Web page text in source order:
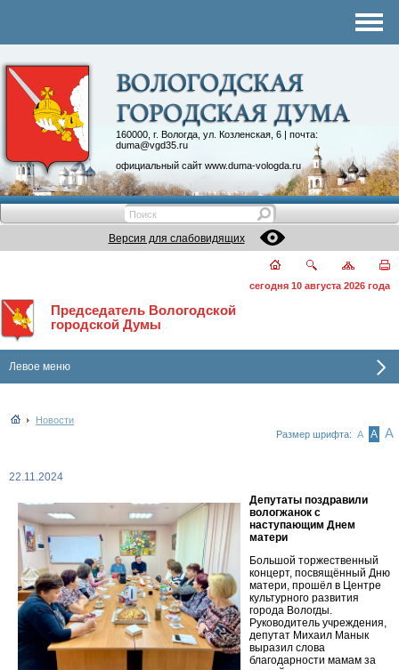
160000, г. Вологда, ул. Козленская, 6 | почта:
duma@vgd35.ru
официальный сайт www.duma-vologda.ru
Контакты
Депутатские объединения
Версия для слабовидящих
сегодня 10 августа 2026 года
Председатель Вологодской
городской Думы
Левое меню
Новости
Размер шрифта: А А А
22.11.2024
Депутаты поздравили
вологжанок с
наступающим Днем
матери
Большой торжественный
концерт, посвящённый Дню
матери, прошёл в Центре
культурного развития
города Вологды.
Руководитель учреждения,
депутат Михаил Манык
выразил слова
благодарности мамам за